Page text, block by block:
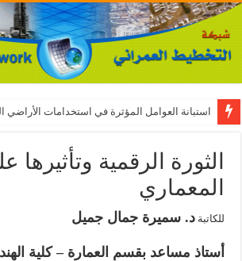
استبانة العوامل المؤثرة في استخدامات الأراضي
الثورة الرقمية وتأثيرها
المعماري
للكاتبةد.سميرة جمال جميل
أستاذ مساعد بقسم العمارة–كلية